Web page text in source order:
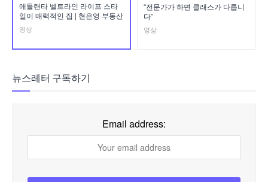
애틀랜타 벨트라인 라이프 스타
일이 매력적인 집 | 현은영 부동산
영상
“전문가가 하면 클래스가 다릅니
다”
영상
뉴스레터 구독하기
Email address: